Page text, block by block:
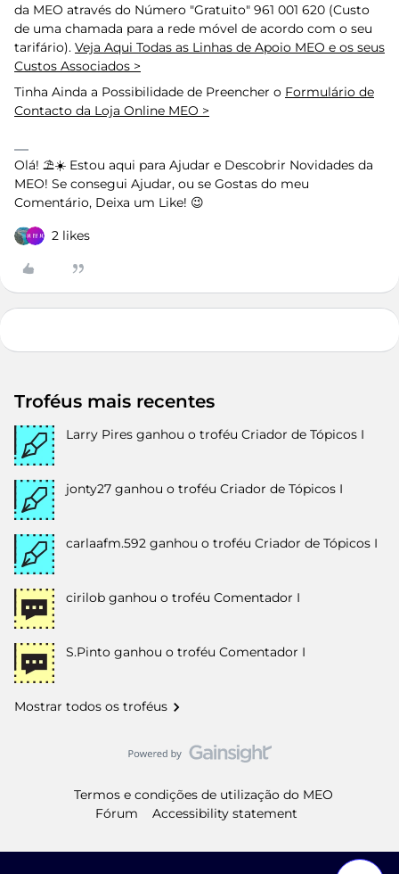
da MEO através do Número "Gratuito" 961 001 620 (Custo
de uma chamada para a rede móvel de acordo com o seu
tarifário). Veja Aqui Todas as Linhas de Apoio MEO e os seus
Custos Associados >
Tinha Ainda a Possibilidade de Preencher o Formulário de
Contacto da Loja Online MEO >
Olá! ⛱️☀️ Estou aqui para Ajudar e Descobrir Novidades da
MEO! Se consegui Ajudar, ou se Gostas do meu
Comentário, Deixa um Like! 😉
2 likes
Troféus mais recentes
Larry Pires ganhou o troféu Criador de Tópicos I
jonty27 ganhou o troféu Criador de Tópicos I
carlaafm.592 ganhou o troféu Criador de Tópicos I
cirilob ganhou o troféu Comentador I
S.Pinto ganhou o troféu Comentador I
Mostrar todos os troféus
Termos e condições de utilização do MEO
Fórum
Accessibility statement